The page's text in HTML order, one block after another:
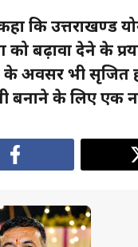
कि उत्तराखण्ड
को बढ़ावा देने के
के अवसर भी सृजित
बनाने के लिए एक